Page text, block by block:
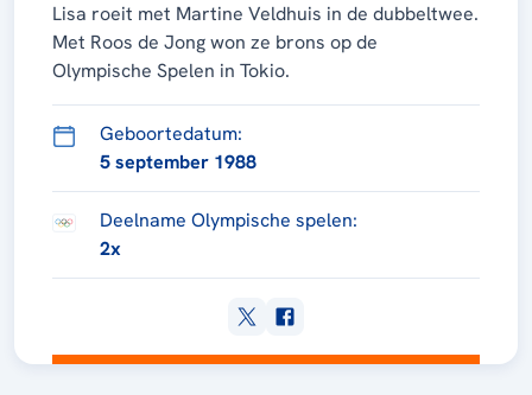
Lisa roeit met Martine Veldhuis in de dubbeltwee.
Met Roos de Jong won ze brons op de
Olympische Spelen in Tokio.
Geboortedatum:
5 september 1988
Deelname Olympische spelen:
2x